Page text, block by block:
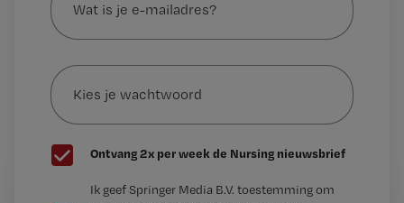
je
mailadres?
Kies
je
wachtwoord
G
e
Ontvang 2x per week de Nursing nieuwsbrief
Ik geef Springer Media B.V. toestemming om